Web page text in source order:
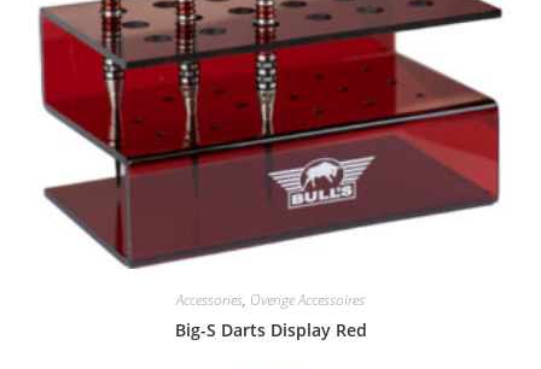
Accessories, Overige Accessoires
Big-S Darts Display Red